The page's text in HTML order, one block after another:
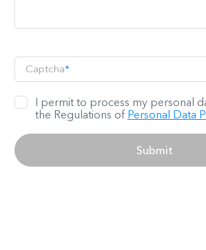
Captcha*
I permit to process my personal
the Regulations of Personal Data